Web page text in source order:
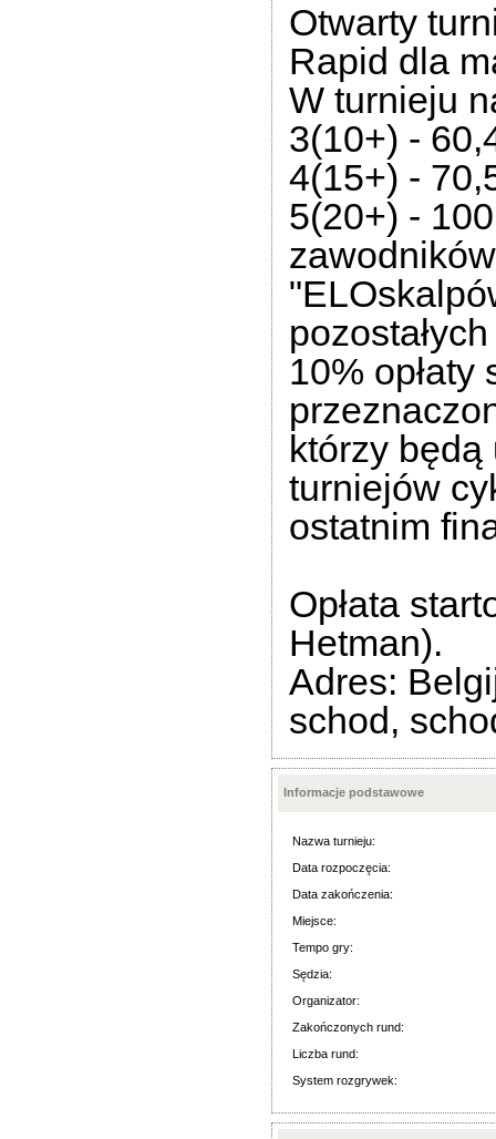
Otwarty
Rapid dla
W turnieju
3(10+) -
4(15+) -
5(20+) -
10%
którzy
turniejów
ostatnim
Opłata
Hetman).
Adres:
schod,
Informacje podstawowe
Nazwa turnieju:
Data rozpoczęcia:
Data zakończenia:
Miejsce:
Tempo gry:
Sędzia:
Organizator:
Zakończonych rund:
Liczba rund:
System rozgrywek: